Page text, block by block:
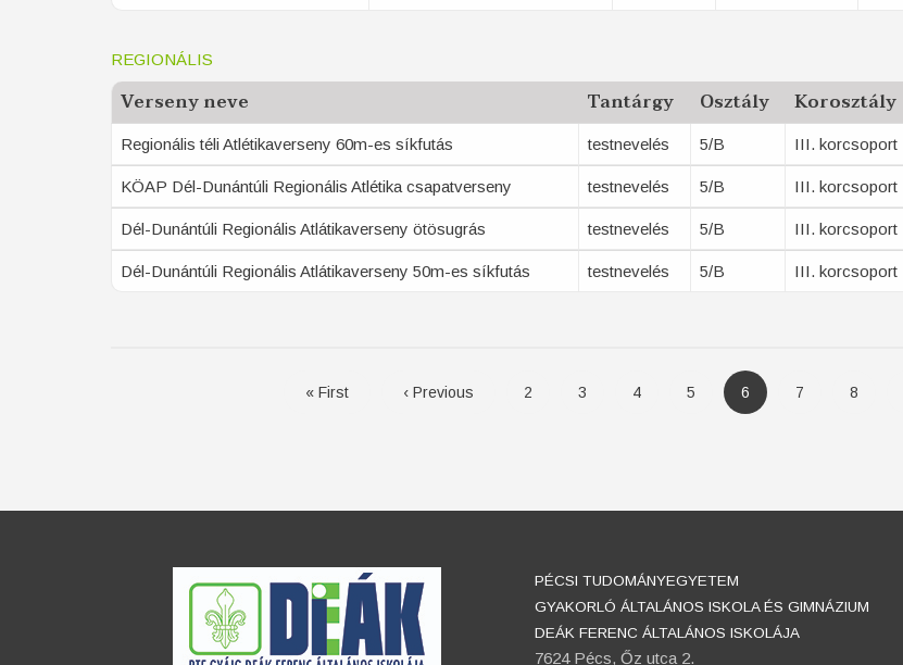
REGIONÁLIS
Verseny neve Tantárgy Osztály Korosztály
Regionális téli Atlétikaverseny 60m-es síkfutás testnevelés 5/B III. korcsoport
KÖAP Dél-Dunántúli Regionális Atlétika csapatverseny testnevelés 5/B III. korcsoport
Dél-Dunántúli Regionális Atlátikaverseny ötösugrás testnevelés 5/B III. korcsoport
Dél-Dunántúli Regionális Atlátikaverseny 50m-es síkfutás testnevelés 5/B III. korcsoport
Első
« First Előző
‹ Previous Oldal
2 Oldal
3 Oldal
4 Oldal
5 Oldal
6 Oldal
7 Oldal
8
PÉCSI TUDOMÁNYEGYETEM
GYAKORLÓ ÁLTALÁNOS ISKOLA ÉS GIMNÁZIUM
DEÁK FERENC ÁLTALÁNOS ISKOLÁJA
7624 Pécs, Őz utca 2.